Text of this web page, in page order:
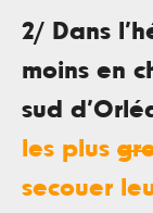
2/ Dans
moins en
sud
les plus
secouer